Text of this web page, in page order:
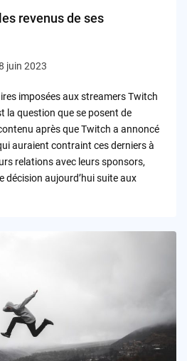
revenus de ses
juin 2023
imposées aux streamers Twitch
la question que se posent de
après que Twitch a annoncé
auraient contraint ces derniers à
relations avec leurs sponsors,
décision aujourd’hui suite aux